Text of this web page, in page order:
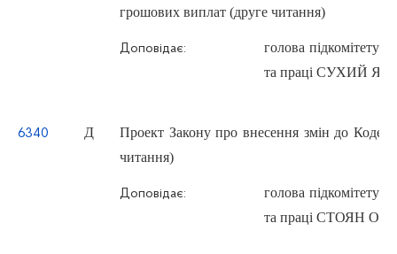
грошових виплат (друге читання)
Доповідає:
голова підкомітету
та праці СУХИЙ
6340 Д
Проект Закону про внесення змін до
читання)
Доповідає:
голова підкомітету
та праці СТОЯН